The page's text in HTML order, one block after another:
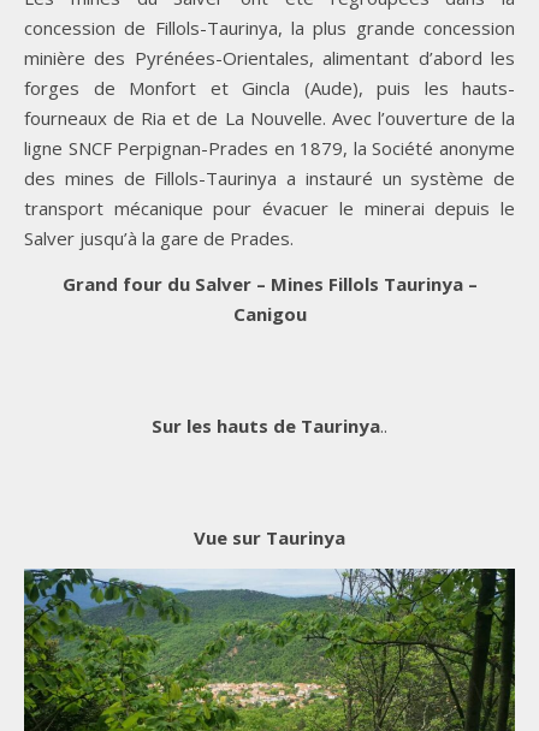
concession de Fillols-Taurinya, la plus grande concession
minière des Pyrénées-Orientales, alimentant d’abord les
forges de Monfort et Gincla (Aude), puis les hauts-
fourneaux de Ria et de La Nouvelle. Avec l’ouverture de la
ligne SNCF Perpignan-Prades en 1879, la Société anonyme
des mines de Fillols-Taurinya a instauré un système de
transport mécanique pour évacuer le minerai depuis le
Salver jusqu’à la gare de Prades.
Grand four du Salver – Mines Fillols Taurinya –
Canigou
Sur les hauts de Taurinya..
Vue sur Taurinya